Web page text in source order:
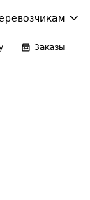
Заказы